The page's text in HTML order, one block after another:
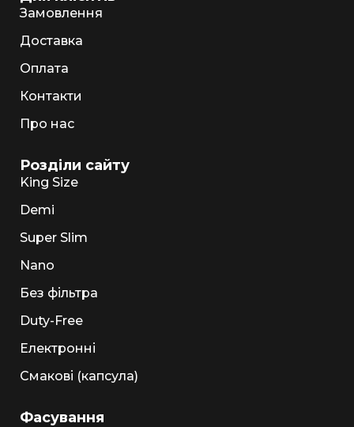
Замовлення
Доставка
Оплата
Контакти
Про нас
Розділи сайту
King Size
Demi
Super Slim
Nano
Без фільтра
Duty-Free
Електронні
Смакові (капсула)
Фасування